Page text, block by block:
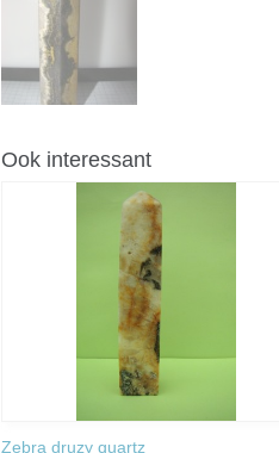
Ook interessant
Zebra druzy quartz